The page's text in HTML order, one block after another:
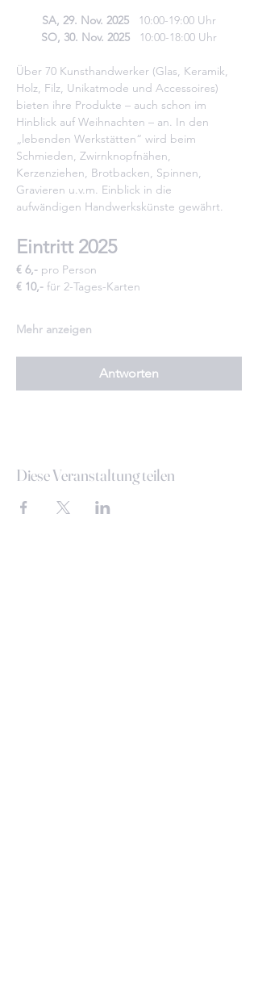
SA, 29. Nov. 2025 10:00-19:00 Uhr
SO, 30. Nov. 2025 10:00-18:00 Uhr
Über 70 Kunsthandwerker (Glas, Keramik,
Holz, Filz, Unikatmode und Accessoires)
bieten ihre Produkte – auch schon im
Hinblick auf Weihnachten – an. In den
„lebenden Werkstätten“ wird beim
Schmieden, Zwirnknopfnähen,
Kerzenziehen, Brotbacken, Spinnen,
Gravieren u.v.m. Einblick in die
aufwändigen Handwerkskünste gewährt.
Eintritt 2025
€ 6,- pro Person
€ 10,- für 2-Tages-Karten
Mehr anzeigen
Antworten
Diese Veranstaltung teilen